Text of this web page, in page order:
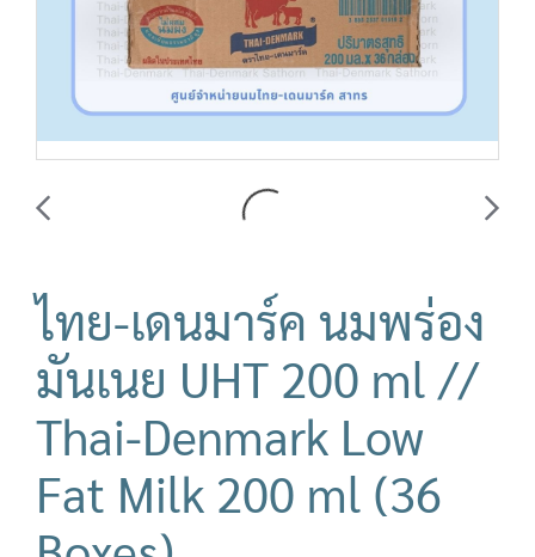
ไทย-เดนมาร์ค นมพร่อง
มันเนย UHT 200 ml //
Thai-Denmark Low
Fat Milk 200 ml (36